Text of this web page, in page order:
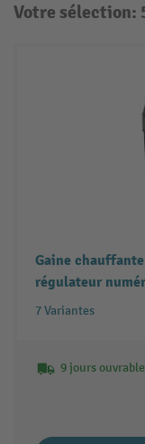
Votre sélection:
Gaine
régulateur
7 Variantes
9 jours